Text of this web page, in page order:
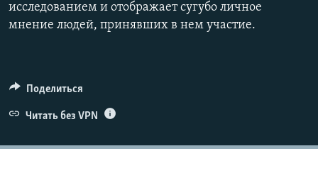
исследованием и отображает сугубо личное
мнение людей, принявших в нем участие.
Поделиться
Читать без VPN